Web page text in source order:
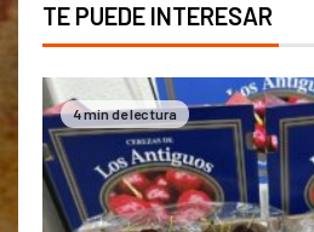
TE PUEDE INTERESAR
4 min de lectura